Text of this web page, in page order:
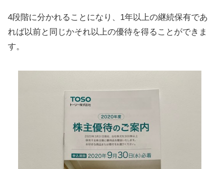
4段階に分かれることになり、1年以上の継続保有であ
れば以前と同じかそれ以上の優待を得ることができま
す。